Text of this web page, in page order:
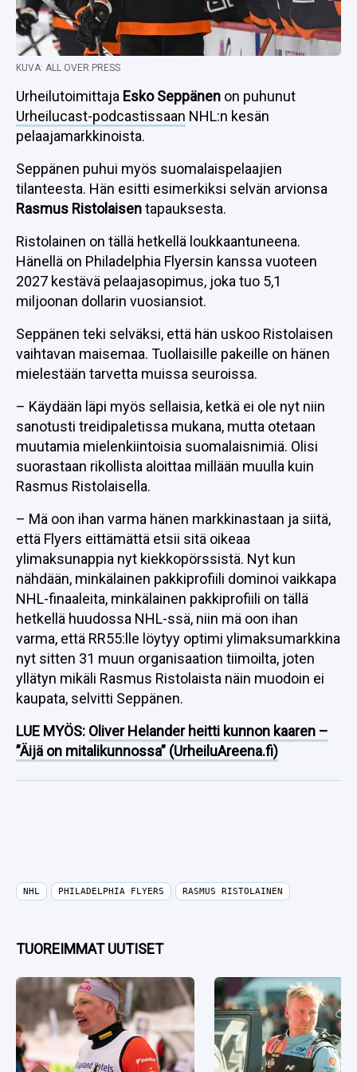
KUVA: ALL OVER PRESS
Urheilutoimittaja Esko Seppänen on puhunut
Urheilucast-podcastissaan NHL:n kesän
pelaajamarkkinoista.
Seppänen puhui myös suomalaispelaajien
tilanteesta. Hän esitti esimerkiksi selvän arvionsa
Rasmus Ristolaisentapauksesta.
Ristolainen on tällä hetkellä loukkaantuneena.
Hänellä on Philadelphia Flyersin kanssa vuoteen
2027 kestävä pelaajasopimus, joka tuo 5,1
miljoonan dollarin vuosiansiot.
Seppänen teki selväksi, että hän uskoo Ristolaisen
vaihtavan maisemaa. Tuollaisille pakeille on hänen
mielestään tarvetta muissa seuroissa.
– Käydään läpi myös sellaisia, ketkä ei ole nyt niin
sanotusti treidipaletissa mukana, mutta otetaan
muutamia mielenkiintoisia suomalaisnimiä. Olisi
suorastaan rikollista aloittaa millään muulla kuin
Rasmus Ristolaisella.
– Mä oon ihan varma hänen markkinastaan ja siitä,
että Flyers eittämättä etsii sitä oikeaa
ylimaksunappia nyt kiekkopörssistä. Nyt kun
nähdään, minkälainen pakkiprofiili dominoi vaikkapa
NHL-finaaleita, minkälainen pakkiprofiili on tällä
hetkellä huudossa NHL-ssä, niin mä oon ihan
varma, että RR55:lle löytyy optimi ylimaksumarkkina
nyt sitten 31 muun organisaation tiimoilta, joten
yllätyn mikäli Rasmus Ristolaista näin muodoin ei
kaupata, selvitti Seppänen.
LUE MYÖS: Oliver Helander heitti kunnon kaaren –
”Äijä on mitalikunnossa” (UrheiluAreena.fi)
NHL PHILADELPHIA FLYERS RASMUS RISTOLAINEN
TUOREIMMAT UUTISET